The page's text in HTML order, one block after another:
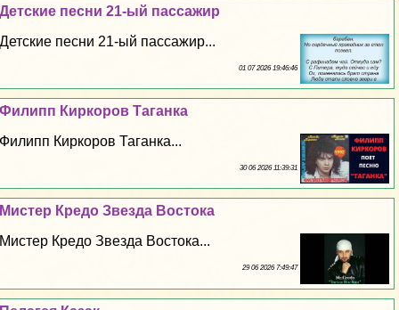
Детские песни 21-ый пассажир
Детские песни 21-ый пассажир...
01 07 2026 19:46:46
Филипп Киркоров Таганка
Филипп Киркоров Таганка...
30 06 2026 11:39:31
Мистер Кредо Звезда Востока
Мистер Кредо Звезда Востока...
29 06 2026 7:49:47